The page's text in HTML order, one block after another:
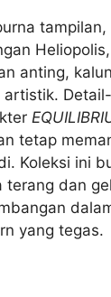
tampilan,
anting,
tetap
Koleksi ini
terang dan
yang tegas.